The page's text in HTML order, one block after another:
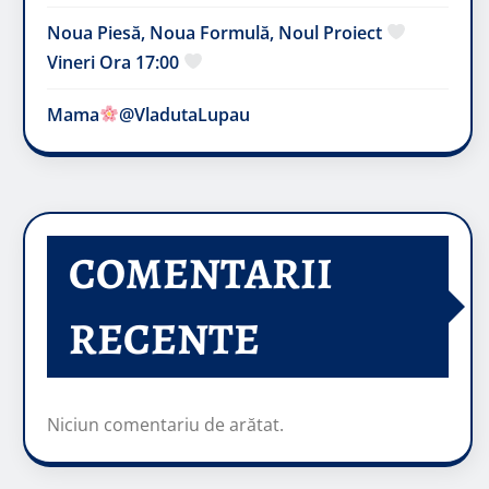
Noua Piesă, Noua Formulă, Noul Proiect
Vineri Ora 17:00
Mama @VladutaLupau
COMENTARII
RECENTE
Niciun comentariu de arătat.